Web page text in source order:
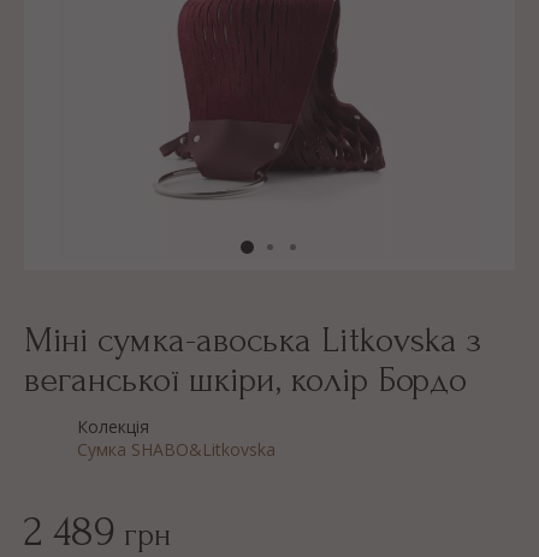
Міні сумка-авоська Litkovska з
веганської шкіри, колір Бордо
Колекція
Сумка SHABO&Litkovska
2 489 грн